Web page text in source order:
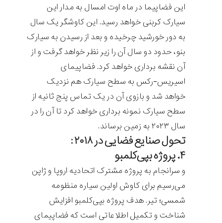
این فضاپیما در ماه اوت امسال به مدار این
سیارک کربنی خواهد رسید. این کاوشگر یک سال
به دور خورشید چرخیده و بعد از رسیدن به سیارک
بنو، حدود دو سال آن را زیر نظر خواهد گرفت و از
آن نقشه برداری خواهد کرد. فضاپیمای
اسیریس-رکس به سطح سیارک هم نزدیک
خواهد شد و بازوی آن در یک تماس پنج ثانیه از
سطح سیارک نمونه برداری خواهد کرد تا آن را در
سال ۲۰۲۳ به زمین برساند.
تحول صنایع فضایی در ۲۰۱۸ :
۴. پروژه بپی‌کلمبو
و سرانجام به پروژه مشترک اتحادیه اروپا و ژاپن
می‌رسیم برای کاوش اولین سیاره منظومه
شمسی؛ تیر. هدف پروژه بپی‌کلمبو افزایش
شناخت و تکمیل اطلاعاتی است که فضاپیمای